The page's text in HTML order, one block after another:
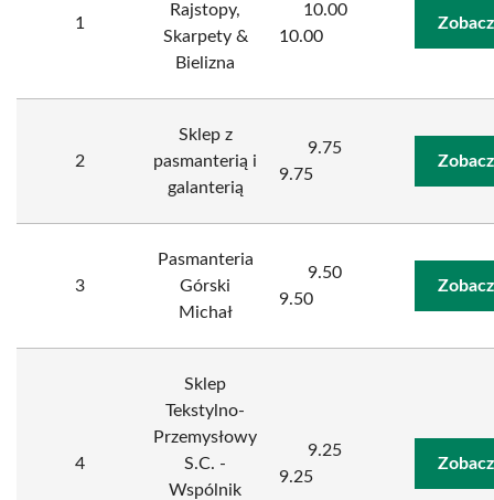
1
Rajstopy,
Skarpety &
Bielizna
10.00
10.00
2
Sklep z
pasmanterią i
galanterią
9.75
9.75
3
Pasmanteria
Górski
Michał
9.50
9.50
4
Sklep
Tekstylno-
Przemysłowy
S.C. -
Wspólnik
9.25
9.25